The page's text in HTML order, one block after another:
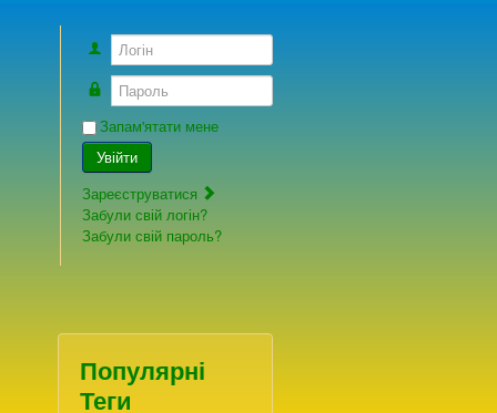
Логін
Пароль
Запам'ятати мене
Увійти
Зареєструватися
Забули свій логін?
Забули свій пароль?
Популярні
Теги